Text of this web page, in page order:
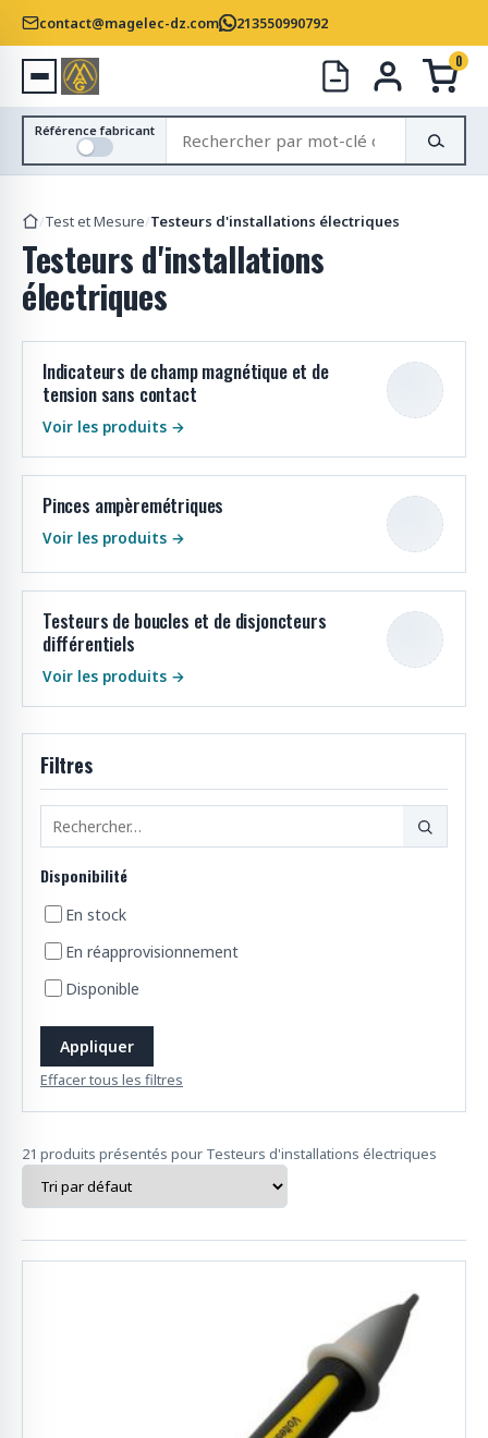
contact@magelec-dz.com 213550990792
0
Référence fabricant
c
e
r
c
h
p
r
i
/Test et Mesure/Testeurs d'installations électriques
Testeurs d'installations
électriques
Indicateurs de champ magnétique et de
tension sans contact
Voir les produits →
Pinces ampèremétriques
Voir les produits →
Testeurs de boucles et de disjoncteurs
différentiels
Voir les produits →
Filtres
Disponibilité
En stock
En réapprovisionnement
Disponible
Appliquer
Effacer tous les filtres
21 produits présentés pour Testeurs d'installations électriques